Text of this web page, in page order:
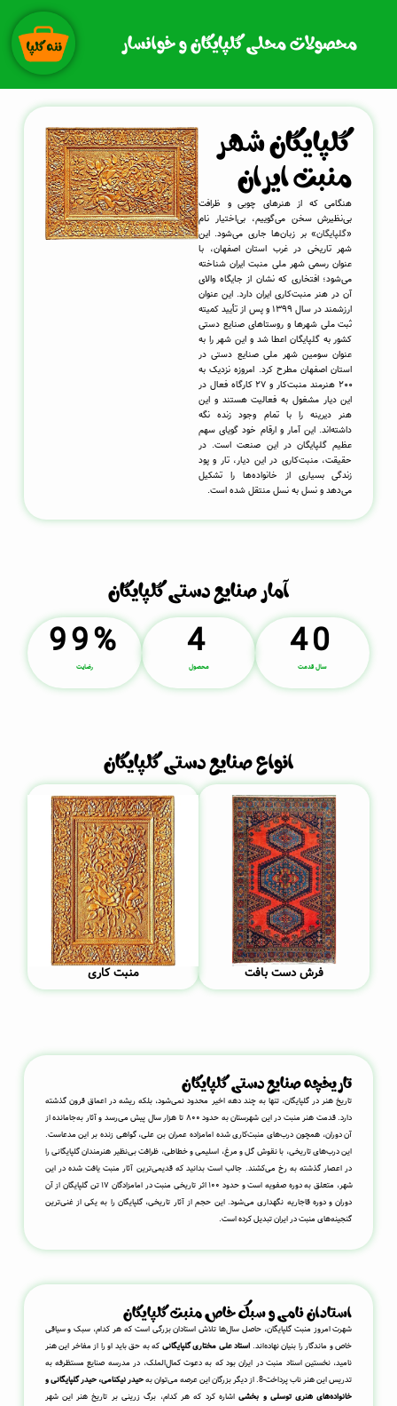
محصولات محلی گلپایگان و خوانسار
گلپایگان شهر
منبت ایران
هنگامی که از هنرهای چوبی و ظرافت
بی‌نظیرش سخن می‌گوییم، بی‌اختیار نام
«گلپایگان» بر زبان‌ها جاری می‌شود. این
شهر تاریخی در غرب استان اصفهان، با
عنوان رسمی شهر ملی منبت ایران شناخته
می‌شود؛ افتخاری که نشان از جایگاه والای
آن در هنر منبت‌کاری ایران دارد. این عنوان
ارزشمند در سال ۱۳۹۹ و پس از تأیید کمیته
ثبت ملی شهرها و روستاهای صنایع دستی
کشور به گلپایگان اعطا شد و این شهر را به
عنوان سومین شهر ملی صنایع دستی در
استان اصفهان مطرح کرد. امروزه نزدیک به
۲۰۰ هنرمند منبت‌کار و ۲۷ کارگاه فعال در
این دیار مشغول به فعالیت هستند و این
هنر دیرینه را با تمام وجود زنده نگه
داشته‌اند. این آمار و ارقام خود گویای سهم
عظیم گلپایگان در این صنعت است. در
حقیقت، منبت‌کاری در این دیار، تار و پود
زندگی بسیاری از خانواده‌ها را تشکیل
می‌دهد و نسل به نسل منتقل شده است.
آمار صنایع دستی گلپایگان
سال قدمت
40
محصول
4
رضایت
%
99
انواع صنایع دستی گلپایگان
فرش دست بافت منبت کاری
تاریخچه صنایع دستی گلپایگان
تاریخ هنر در گلپایگان، تنها به چند دهه اخیر محدود نمی‌شود، بلکه ریشه در اعماق قرون گذشته
دارد. قدمت هنر منبت در این شهرستان به حدود ۸۰۰ تا هزار سال پیش می‌رسد و آثار به‌جامانده از
آن دوران، همچون درب‌های منبت‌کاری شده امامزاده عمران بن علی، گواهی زنده بر این مدعاست.
این درب‌های تاریخی، با نقوش گل و مرغ، اسلیمی و خطاطی، ظرافت بی‌نظیر هنرمندان گلپایگانی را
در اعصار گذشته به رخ می‌کشند. جالب است بدانید که قدیمی‌ترین آثار منبت یافت شده در این
شهر، متعلق به دوره صفویه است و حدود ۱۰۰ اثر تاریخی منبت در امامزادگان ۱۷ تن گلپایگان از آن
دوران و دوره قاجاریه نگهداری می‌شود. این حجم از آثار تاریخی، گلپایگان را به یکی از غنی‌ترین
گنجینه‌های منبت در ایران تبدیل کرده است.
استادان نامی و سبک خاص منبت گلپایگان
شهرت امروز منبت گلپایگان، حاصل سال‌ها تلاش استادان بزرگی است که هر کدام، سبک و سیاقی
خاص و ماندگار را بنیان نهاده‌اند. استاد علی مختاری گلپایگانیکه به حق باید او را از مفاخر این هنر
نامید، نخستین استاد منبت در ایران بود که به دعوت کمال‌الملک، در مدرسه صنایع مستظرفه به
تدریس این هنر ناب پرداخت-8 . از دیگر بزرگان این عرصه می‌توان بهحیدر نیکنامی، حیدر گلپایگانی و
خانواده‌های هنری توسلی و بخشیاشاره کرد که هر کدام، برگ زرینی بر تاریخ هنر این شهر